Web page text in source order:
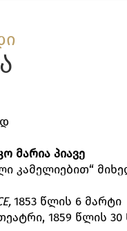
მარია პიავე
კამელიებით“
1853 წლის 6 მარტი
1859 წლის 30